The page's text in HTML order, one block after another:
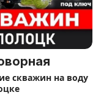
скважин на воду